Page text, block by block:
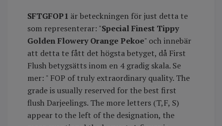
SFTGFOP1 är beteckningen för just detta te
som representerar: "Special Finest Tippy
Golden Flowery Orange Pekoe" och innebär
att detta te fått det högsta betyget, då First
Flush betygsätts inom en 4 gradig skala. Se
mer: " FOP of truly extraordinary quality. The
grade is usually reserved for the best first
flush Darjeelings. The more letters (T,F, S)
appear to the left of the designation, the